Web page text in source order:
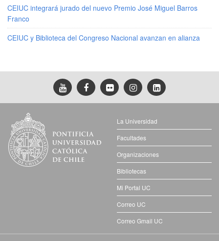
CEIUC integrará jurado del nuevo Premio José Miguel Barros
Franco
CEIUC y Biblioteca del Congreso Nacional avanzan en alianza
La Universidad
Facultades
Organizaciones
Bibliotecas
Mi Portal UC
Correo UC
Correo Gmail UC